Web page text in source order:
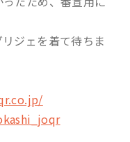
ジェを着て待ちま